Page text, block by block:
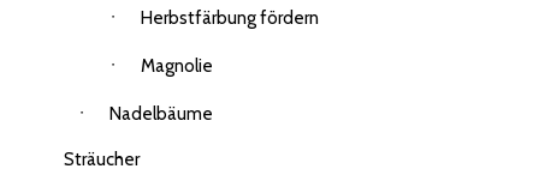
Herbstfärbung fördern
Magnolie
Nadelbäume
Sträucher